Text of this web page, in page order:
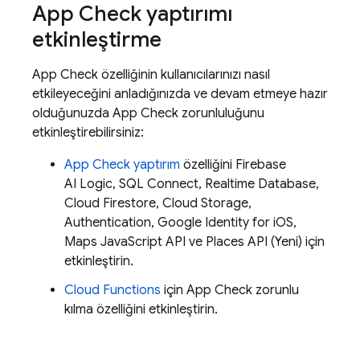
App Checkyaptırımı
etkinleştirme
App Check özelliğinin kullanıcılarınızı nasıl
etkileyeceğini anladığınızda ve devam etmeye hazır
olduğunuzda App Check zorunluluğunu
etkinleştirebilirsiniz:
App Check yaptırım özelliğini Firebase
AI Logic, SQL Connect, Realtime Database,
Cloud Firestore, Cloud Storage,
Authentication, Google Identity for iOS,
Maps JavaScript API ve Places API (Yeni) için
etkinleştirin.
Cloud Functions için App Check zorunlu
kılma özelliğini etkinleştirin.